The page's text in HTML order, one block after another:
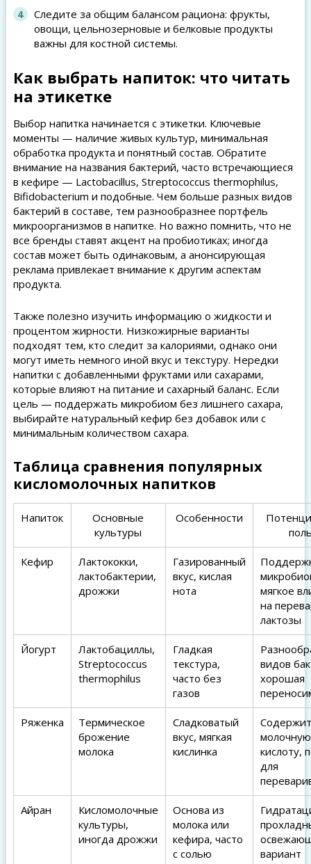
Следите за общим балансом рациона: фрукты,
овощи, цельнозерновые и белковые продукты
важны для костной системы.
Как выбрать напиток: что читать
на этикетке
Выбор напитка начинается с этикетки. Ключевые
моменты — наличие живых культур, минимальная
обработка продукта и понятный состав. Обратите
внимание на названия бактерий, часто встречающиеся
в кефире — Lactobacillus, Streptococcus thermophilus,
Bifidobacterium и подобные. Чем больше разных видов
бактерий в составе, тем разнообразнее портфель
микроорганизмов в напитке. Но важно помнить, что не
все бренды ставят акцент на пробиотиках; иногда
состав может быть одинаковым, а анонсирующая
реклама привлекает внимание к другим аспектам
продукта.
Также полезно изучить информацию о жидкости и
процентом жирности. Низкожирные варианты
подходят тем, кто следит за калориями, однако они
могут иметь немного иной вкус и текстуру. Нередки
напитки с добавленными фруктами или сахарами,
которые влияют на питание и сахарный баланс. Если
цель — поддержать микробиом без лишнего сахара,
выбирайте натуральный кефир без добавок или с
минимальным количеством сахара.
Таблица сравнения популярных
кисломолочных напитков
Напиток
Основные
культуры
Особенности
Кефир
Лактококки,
лактобактерии,
дрожжи
Газированный
вкус, кислая
нота
мягкое
на
лактозы
Йогурт
Лактобациллы,
Streptococcus
thermophilus
Гладкая
текстура,
часто без
газов
видов
хорошая
Ряженка
Термическое
брожение
молока
Сладковатый
вкус, мягкая
кислинка
Содержит
молочную
кислоту,
для
Айран
Кисломолочные
культуры,
иногда дрожжи
Основа из
молока или
кефира, часто
с солью
вариант